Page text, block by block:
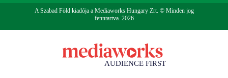
A Szabad Föld kiadója a Mediaworks Hungary Zrt. © Minden jog
fenntartva. 2026